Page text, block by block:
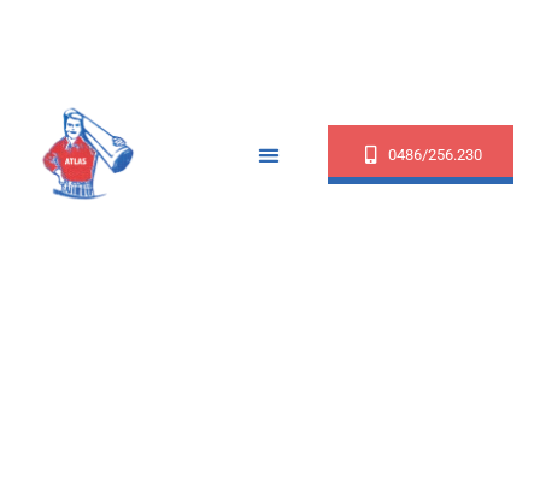
0486/256.230